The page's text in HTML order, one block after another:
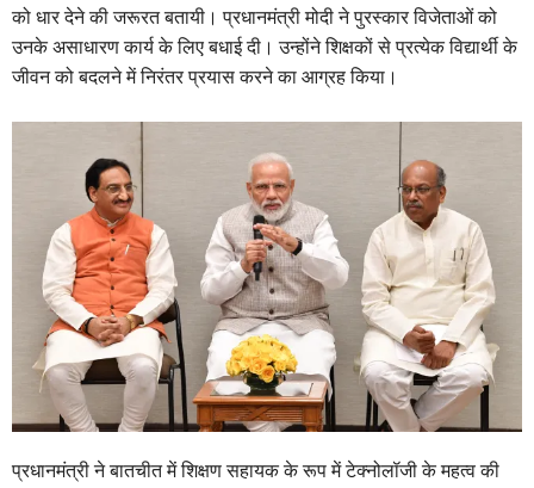
को धार देने की जरूरत बतायी। प्रधानमंत्री मोदी ने पुरस्‍कार विजेताओं को
उनके असाधारण कार्य के लिए बधाई दी। उन्‍होंने शिक्षकों से प्रत्‍येक विद्यार्थी के
जीवन को बदलने में निरंतर प्रयास करने का आग्रह किया।
प्रधानमंत्री ने बातचीत में शिक्षण सहायक के रूप में टेक्‍नोलॉजी के महत्‍व की